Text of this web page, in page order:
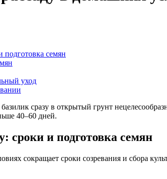
подготовка семян
уход
сразу в открытый грунт
40–60 дней.
сроки и подготовка семян
сокращает сроки созревания и сбора